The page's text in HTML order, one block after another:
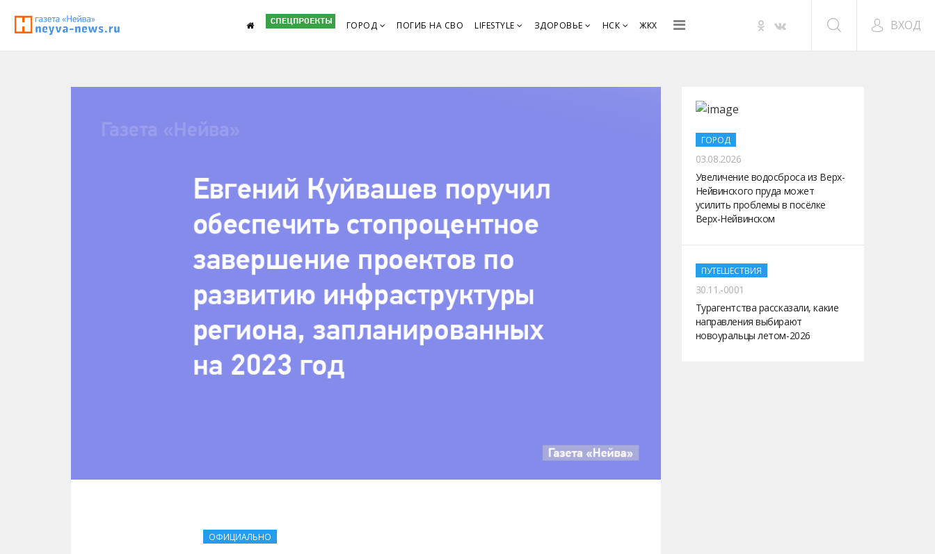
ГОРОД ПОГИБ НА СВО LIFESTYLE ЗДОРОВЬЕ НСК ЖКХ ВХОД
ОФИЦИАЛЬНО
ГОРОД
03.08.2026
Увеличение водосброса из Верх-
Нейвинского пруда может
усилить проблемы в посёлке
Верх-Нейвинском
ПУТЕШЕСТВИЯ
30.11.-0001
Турагентства рассказали, какие
направления выбирают
новоуральцы летом-2026